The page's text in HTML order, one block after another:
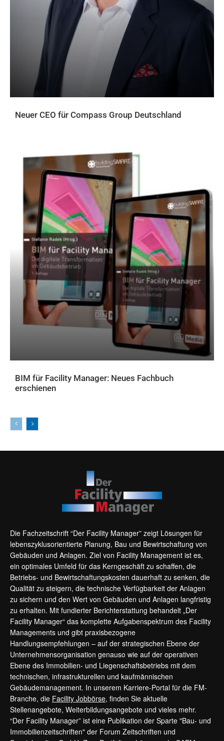
Neuer CEO für Compass Group Deutschland
BIM für Facility Manager: Neues Fachbuch
erschienen
Die Fachzeitschrift “Der Facility Manager” zeigt Lösungen für
lebenszyklusorientierte Planung, Bau und Bewirtschaftung von
Gebäuden und Anlagen. Ziel von Facility Management ist es,
ein optimales Umfeld für das Kerngeschäft zu schaffen, die
Betriebs- und Bewirtschaftungskosten dauerhaft zu senken, die
Qualität zu steigern, die technische Verfügbarkeit der Anlagen
zu sichern und den Wert von Gebäuden und Anlagen langfristig
zu erhalten. Mit fundierter Berichterstattung behandelt „Der
Facility Manager“ das komplette Aufgabenspektrum des Facility
Managements und gibt praxisbezogene
Handlungsempfehlungen – auf der strategischen Ebene der
Unternehmensorganisation genauso wie auf der operativen
Ebene des Immobilien- und Liegenschaftsbetriebs mit dem
technischen, infrastrukturellen und kaufmännischen
Gebäudemanagement. In unserem Karriere-Portal für die FM-
Branche, die Facility Jobbörse, finden Sie aktuelle
Stellenangebote, Weiterbildungsangebote und vieles mehr.
“Der Facility Manager” ist eine Publikation der Sparte "Bau- und
Immobilienzeitschriften" der Forum Zeitschriften und